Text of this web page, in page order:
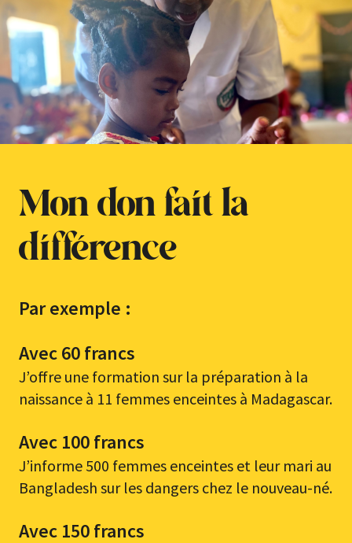
Mon don fait la
différence
Par exemple :
Avec 60 francs
J’offre une formation sur la préparation à la
naissance à 11 femmes enceintes à Madagascar.
Avec 100 francs
J’informe 500 femmes enceintes et leur mari au
Bangladesh sur les dangers chez le nouveau-né.
Avec 150 francs